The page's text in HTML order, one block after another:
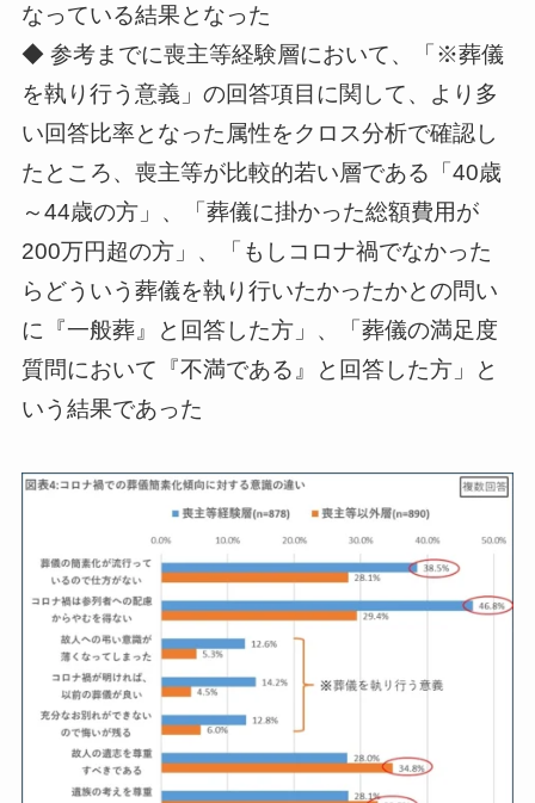
なっている結果となった
◆ 参考までに喪主等経験層において、「※葬儀
を執り行う意義」の回答項目に関して、より多
い回答比率となった属性をクロス分析で確認し
たところ、喪主等が比較的若い層である「40歳
～44歳の方」、「葬儀に掛かった総額費用が
200万円超の方」、「もしコロナ禍でなかった
らどういう葬儀を執り行いたかったかとの問い
に『一般葬』と回答した方」、「葬儀の満足度
質問において『不満である』と回答した方」と
いう結果であった